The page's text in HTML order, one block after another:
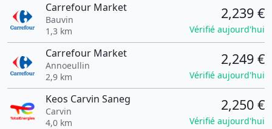
Carrefour Market
Bauvin
1,3 km
2,239 €
Vérifié aujourd'hui
Carrefour Market
Annoeullin
2,9 km
2,249 €
Vérifié aujourd'hui
Keos Carvin Saneg
Carvin
4,0 km
2,250 €
Vérifié aujourd'hui